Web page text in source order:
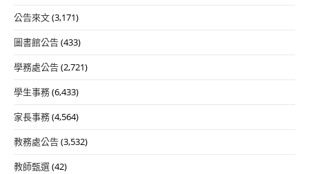
公告來文(3,171)
圖書館公告(433)
學務處公告(2,721)
學生事務(6,433)
家長事務(4,564)
教務處公告(3,532)
教師甄選(42)